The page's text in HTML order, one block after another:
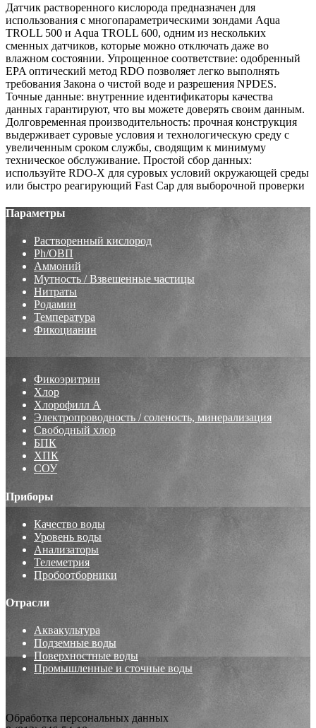
Датчик растворенного кислорода предназначен для
использования с многопараметрическими зондами Aqua
TROLL 500 и Aqua TROLL 600, одним из нескольких
сменных датчиков, которые можно отключать даже во
влажном состоянии. Упрощенное соответствие: одобренный
EPA оптический метод RDO позволяет легко выполнять
требования Закона о чистой воде и разрешения NPDES.
Точные данные: внутренние идентификаторы качества
данных гарантируют, что вы можете доверять своим данным.
Долговременная производительность: прочная конструкция
выдерживает суровые условия и технологическую среду с
увеличенным сроком службы, сводящим к минимуму
техническое обслуживание. Простой сбор данных:
используйте RDO-X для суровых условий окружающей среды
или быстро реагирующий Fast Cap для выборочной проверки
Параметры
Растворенный кислород
Ph/ОВП
Аммоний
Мутность / Взвешенные частицы
Нитраты
Родамин
Температура
Фикоцианин
Фикоэритрин
Хлор
Хлорофилл А
Электропроводность / соленость, минерализация
Свободный хлор
БПК
ХПК
СОУ
Приборы
Качество воды
Уровень воды
Анализаторы
Телеметрия
Пробоотборники
Отрасли
Аквакультура
Подземные воды
Поверхностные воды
Промышленные и сточные воды
Обработка персональных данных